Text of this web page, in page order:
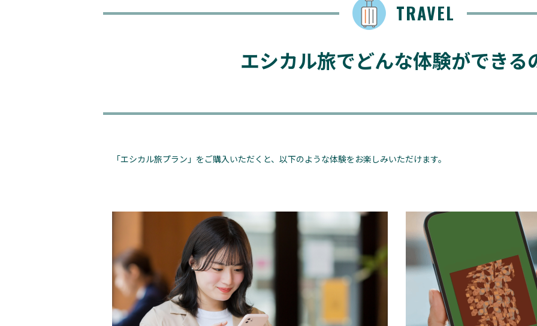
TRAVEL
エシカル旅でどんな体験ができる
「エシカル旅プラン」をご購入いただくと、以下のような体験をお楽しみいただけます。